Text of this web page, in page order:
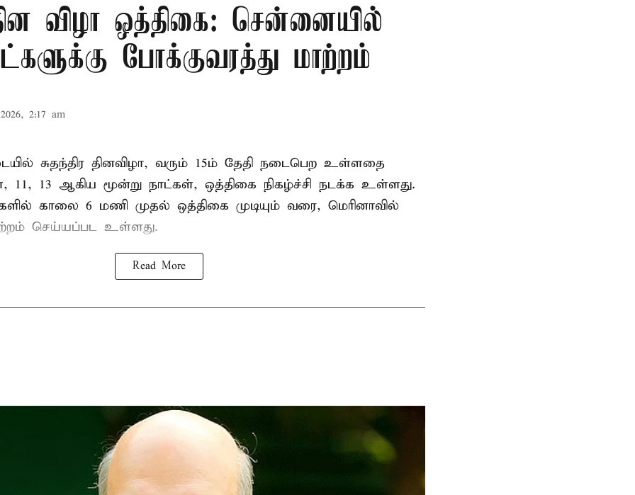
தின விழா ஒத்திகை: சென்னையில்
போக்குவரத்து மாற்றம்
2:17 am
சுதந்திர தினவிழா, வரும் 15ம் தேதி நடைபெற உள்ளதை
11, 13 ஆகிய மூன்று நாட்கள், ஒத்திகை நிகழ்ச்சி நடக்க உள்ளது.
காலை 6 மணி முதல் ஒத்திகை முடியும் வரை, மெரினாவில்
செய்யப்பட உள்ளது.
Read More